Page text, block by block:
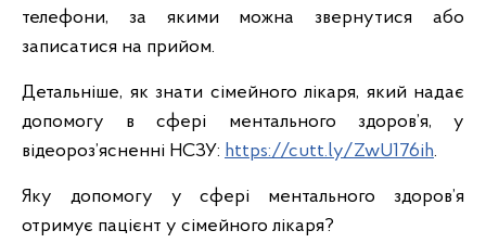
телефони, за якими можна звернутися або
записатися на прийом.
Детальніше, як знати сімейного лікаря, який надає
допомогу в сфері ментального здоров’я, у
відеороз’ясненні НСЗУ: https://cutt.ly/ZwU176ih.
Яку допомогу у сфері ментального здоров’я
отримує пацієнт у сімейного лікаря?